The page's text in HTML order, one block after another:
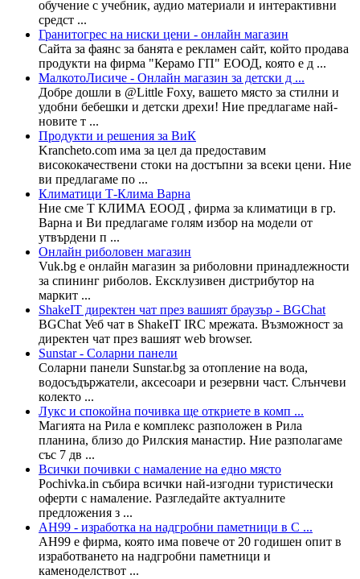
обучение с учебник, аудио материали и интерактивни
средст ...
Гранитогрес на ниски цени - онлайн магазин
Сайта за фаянс за банята е рекламен сайт, който продава
продукти на фирма "Керамо ГП" ЕООД, която е д ...
МалкотоЛисиче - Онлайн магазин за детски д ...
Добре дошли в @Little Foxy, вашето място за стилни и
удобни бебешки и детски дрехи! Ние предлагаме най-
новите т ...
Продукти и решения за ВиК
Krancheto.com има за цел да предоставим
висококачествени стоки на достъпни за всеки цени. Ние
ви предлагаме по ...
Климатици Т-Клима Варна
Ние сме Т КЛИМА ЕООД , фирма за климатици в гр.
Варна и Ви предлагаме голям избор на модели от
утвърдени п ...
Онлайн риболовен магазин
Vuk.bg е онлайн магазин за риболовни принадлежности
за спининг риболов. Ексклузивен дистрибутор на
маркит ...
ShakeIT директен чат през вашият браузър - BGChat
BGChat Уеб чат в ShakeIT IRC мрежата. Възможност за
директен чат през вашият web browser.
Sunstar - Соларни панели
Соларни панели Sunstar.bg за отопление на вода,
водосъдържатели, аксесоари и резервни част. Слънчеви
колекто ...
Лукс и спокойна почивка ще откриете в комп ...
Магията на Рила е комплекс разположен в Рила
планина, близо до Рилския манастир. Ние разполагаме
със 7 дв ...
Всички почивки с намаление на едно място
Pochivka.in събира всички най-изгодни туристически
оферти с намаление. Разгледайте актуалните
предложения з ...
АН99 - изработка на надгробни паметници в С ...
АН99 е фирма, която има повече от 20 годишен опит в
изработването на надгробни паметници и
каменоделствот ...